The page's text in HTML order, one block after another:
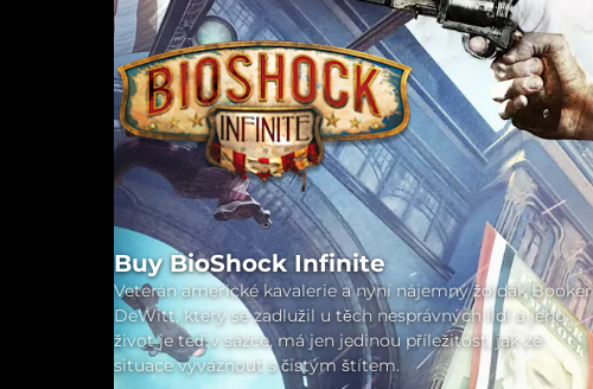
Buy BioShock Infinite
Veterán americké kavalerie a nyní nájemný žoldák Booker
DeWitt, který se zadlužil u těch nesprávných lidí a jeho
život je teď v sázce, má jen jedinou příležitost, jak ze
situace vyváznout s čistým štítem.